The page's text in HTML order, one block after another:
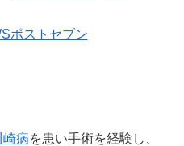
ポストセブン
崎病を患い手術を経験し、